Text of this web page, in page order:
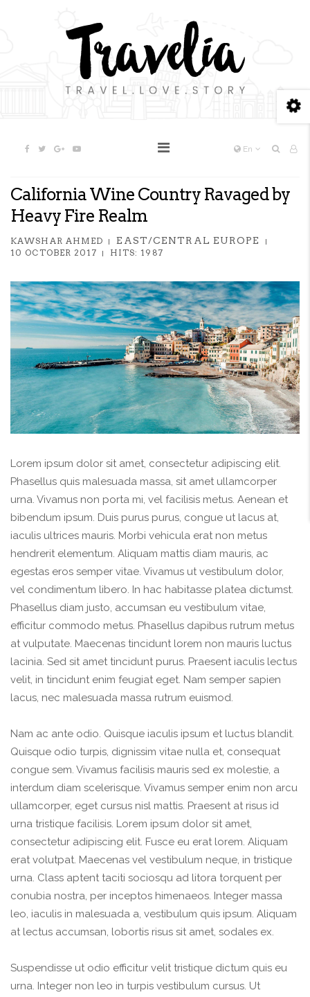
En
California Wine Country Ravaged by
Heavy Fire Realm
KAWSHAR AHMED EAST/CENTRAL EUROPE
10 OCTOBER 2017 HITS: 1987
Lorem ipsum dolor sit amet, consectetur adipiscing elit.
Phasellus quis malesuada massa, sit amet ullamcorper
urna. Vivamus non porta mi, vel facilisis metus. Aenean et
bibendum ipsum. Duis purus purus, congue ut lacus at,
iaculis ultrices mauris. Morbi vehicula erat non metus
hendrerit elementum. Aliquam mattis diam mauris, ac
egestas eros semper vitae. Vivamus ut vestibulum dolor,
vel condimentum libero. In hac habitasse platea dictumst.
Phasellus diam justo, accumsan eu vestibulum vitae,
efficitur commodo metus. Phasellus dapibus rutrum metus
at vulputate. Maecenas tincidunt lorem non mauris luctus
lacinia. Sed sit amet tincidunt purus. Praesent iaculis lectus
velit, in tincidunt enim feugiat eget. Nam semper sapien
lacus, nec malesuada massa rutrum euismod.
Nam ac ante odio. Quisque iaculis ipsum et luctus blandit.
Quisque odio turpis, dignissim vitae nulla et, consequat
congue sem. Vivamus facilisis mauris sed ex molestie, a
interdum diam scelerisque. Vivamus semper enim non arcu
ullamcorper, eget cursus nisl mattis. Praesent at risus id
urna tristique facilisis. Lorem ipsum dolor sit amet,
consectetur adipiscing elit. Fusce eu erat lorem. Aliquam
erat volutpat. Maecenas vel vestibulum neque, in tristique
urna. Class aptent taciti sociosqu ad litora torquent per
conubia nostra, per inceptos himenaeos. Integer massa
leo, iaculis in malesuada a, vestibulum quis ipsum. Aliquam
at lectus accumsan, lobortis risus sit amet, sodales ex.
Suspendisse ut odio efficitur velit tristique dictum quis eu
urna. Integer non leo in turpis vestibulum cursus. Ut